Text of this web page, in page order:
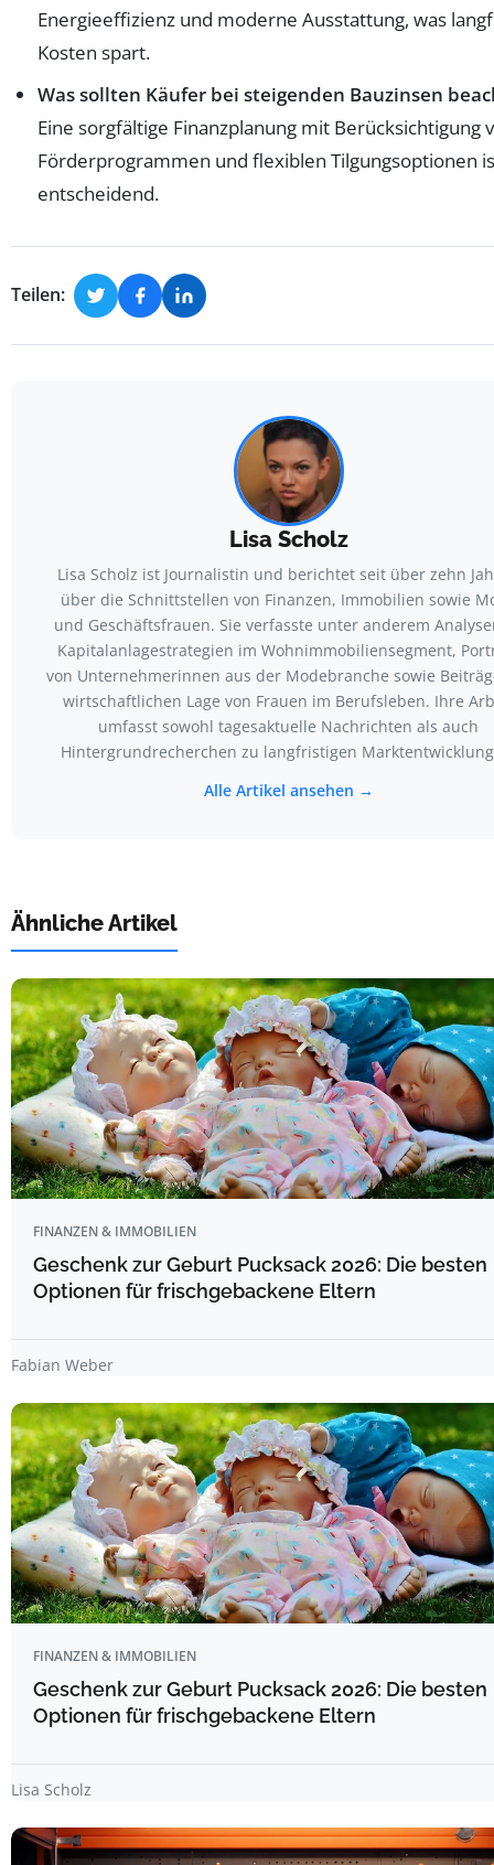
Energieeffizienz und moderne Ausstattung, was
Kosten spart.
Was sollten Käufer bei steigenden Bauzinsen
Eine sorgfältige Finanzplanung mit Berücksichtigung
Förderprogrammen und flexiblen Tilgungsoptionen
entscheidend.
Teilen:
Lisa Scholz
Lisa Scholz ist Journalistin und berichtet seit über zehn
über die Schnittstellen von Finanzen, Immobilien sowie
und Geschäftsfrauen. Sie verfasste unter anderem
Kapitalanlagestrategien im Wohnimmobiliensegment,
von Unternehmerinnen aus der Modebranche sowie
wirtschaftlichen Lage von Frauen im Berufsleben. Ihre
umfasst sowohl tagesaktuelle Nachrichten als auch
Hintergrundrecherchen zu langfristigen
Alle Artikel ansehen →
Ähnliche Artikel
FINANZEN & IMMOBILIEN
Geschenk zur Geburt Pucksack 2026: Die besten
Optionen für frischgebackene Eltern
Fabian Weber
FINANZEN & IMMOBILIEN
Geschenk zur Geburt Pucksack 2026: Die besten
Optionen für frischgebackene Eltern
Lisa Scholz